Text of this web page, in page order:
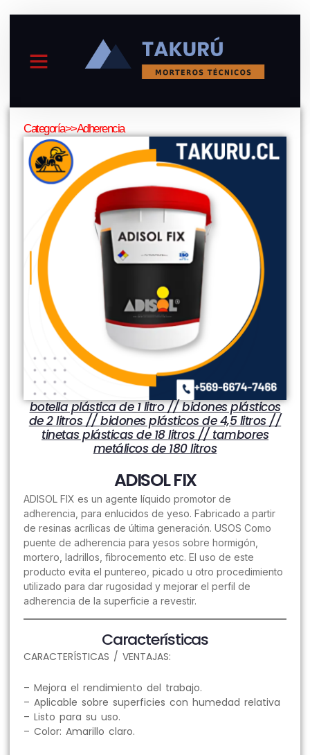
Menu
Categoría>>Adherencia
botella plástica de 1 litro // bidones plásticos
de 2 litros // bidones plásticos de 4,5 litros //
tinetas plásticas de 18 litros // tambores
metálicos de 180 litros
ADISOL FIX
ADISOL FIX es un agente líquido promotor de
adherencia, para enlucidos de yeso. Fabricado a partir
de resinas acrílicas de última generación. USOS Como
puente de adherencia para yesos sobre hormigón,
mortero, ladrillos, fibrocemento etc. El uso de este
producto evita el puntereo, picado u otro procedimiento
utilizado para dar rugosidad y mejorar el perfil de
adherencia de la superficie a revestir.
Características
CARACTERÍSTICAS / VENTAJAS:
– Mejora el rendimiento del trabajo.
– Aplicable sobre superficies con humedad relativa
– Listo para su uso.
– Color: Amarillo claro.